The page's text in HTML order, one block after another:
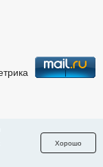
Хорошо